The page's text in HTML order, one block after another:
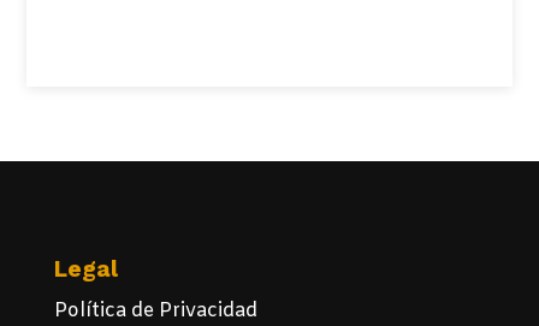
Legal
Política de Privacidad